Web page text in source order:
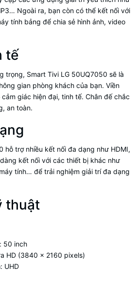
Ngoài ra, bạn còn có thể kết nối với
tính bảng để chia sẻ hình ảnh, video
tế
trọng, Smart Tivi LG 50UQ7050 sẽ là
gian phòng khách của bạn. Viền
giác hiện đại, tinh tế. Chân đế chắc
an toàn.
hỗ trợ nhiều kết nối đa dạng như HDMI,
kết nối với các thiết bị khác như
tính… để trải nghiệm giải trí đa dạng
thuật
50 inch
HD (3840 x 2160 pixels)
UHD